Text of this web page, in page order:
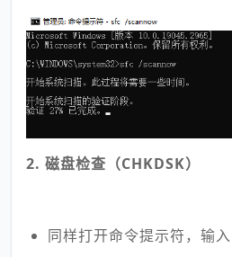
2. 磁盘检查（CHKDSK）
同样打开命令提示符，输